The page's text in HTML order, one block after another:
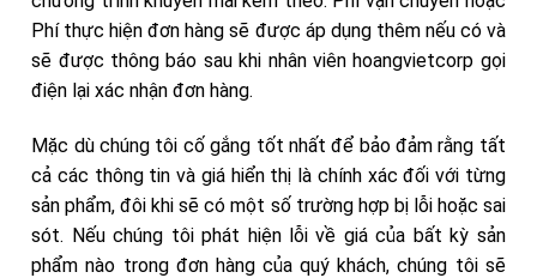
Phí thực hiện đơn hàng sẽ được áp dụng thêm nếu có và
sẽ được thông báo sau khi nhân viên hoangvietcorp gọi
điện lại xác nhận đơn hàng.
Mặc dù chúng tôi cố gắng tốt nhất để bảo đảm rằng tất
cả các thông tin và giá hiển thị là chính xác đối với từng
sản phẩm, đôi khi sẽ có một số trường hợp bị lỗi hoặc sai
sót. Nếu chúng tôi phát hiện lỗi về giá của bất kỳ sản
phẩm nào trong đơn hàng của quý khách, chúng tôi sẽ